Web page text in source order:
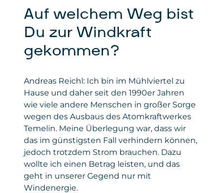
Auf welchem Weg bist
Du zur Windkraft
gekommen?
Andreas Reichl: Ich bin im Mühlviertel zu
Hause und daher seit den 1990er Jahren
wie viele andere Menschen in großer Sorge
wegen des Ausbaus des Atomkraftwerkes
Temelin. Meine Überlegung war, dass wir
das im günstigsten Fall verhindern können,
jedoch trotzdem Strom brauchen. Dazu
wollte ich einen Betrag leisten, und das
geht in unserer Gegend nur mit
Windenergie.